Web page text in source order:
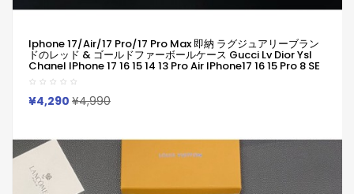
Iphone 17/air/17 Pro/17 Pro Max 即納 ラグジュアリーブラン
ドのレッド & ゴールドファーボールケース Gucci Lv Dior Ysl
Chanel IPhone 17 16 15 14 13 Pro Air IPhone17 16 15 Pro 8 SE
ケースGucci Lv Dior Ysl Chanel IPhone17 Air 14 15 16 Pro
Maxケース
¥4,290 ¥4,990